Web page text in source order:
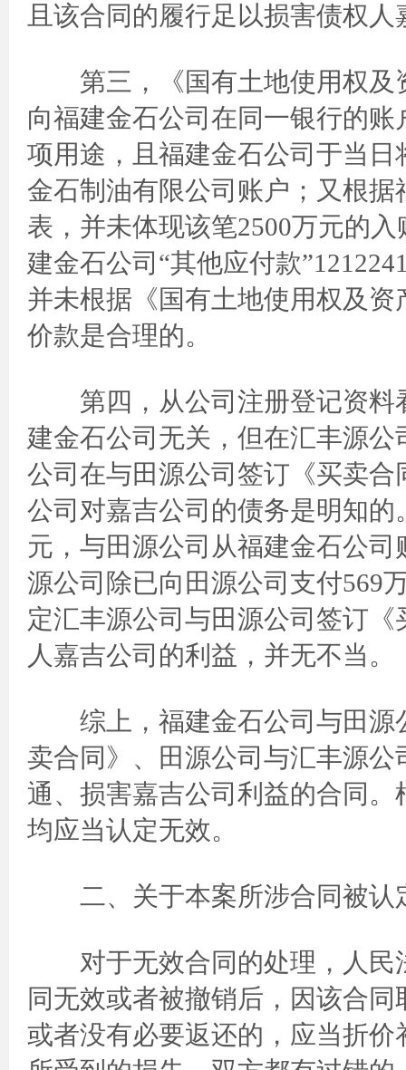
且该合同的履行足以损害债权
第三，《国有土地使用权及
向福建金石公司在同一银行的
项用途，且福建金石公司于当
金石制油有限公司账户；又根
表，并未体现该笔2500万元的
建金石公司“其他应付款
并未根据《国有土地使用权及
价款是合理的。
第四，从公司注册登记资料
建金石公司无关，但在汇丰源
公司在与田源公司签订《买卖
公司对嘉吉公司的债务是明知
元，与田源公司从福建金石公
源公司除已向田源公司支付569
定汇丰源公司与田源公司签订
人嘉吉公司的利益，并无不当。
综上，福建金石公司与田源
卖合同》、田源公司与汇丰源
通、损害嘉吉公司利益的合同
均应当认定无效。
二、关于本案所涉合同被认
对于无效合同的处理，人民
同无效或者被撤销后，因该合
或者没有必要返还的，应当折